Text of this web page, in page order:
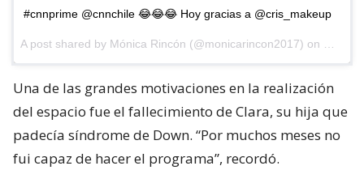
#cnnprime @cnnchile 😂😂😂 Hoy gracias a @cris_makeup
A post shared by Mónica Rincón (@monicarincon2017) on May 9,
Una de las grandes motivaciones en la realización
del espacio fue el fallecimiento de Clara, su hija que
padecía síndrome de Down. “Por muchos meses no
fui capaz de hacer el programa”, recordó.